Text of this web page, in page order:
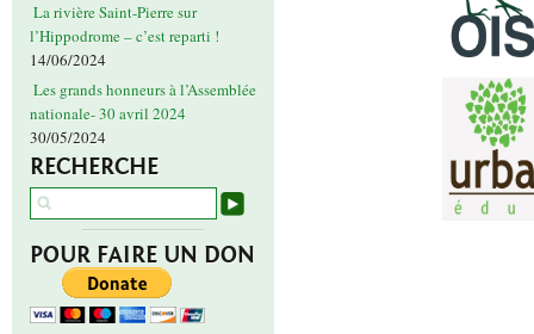
La rivière Saint-Pierre sur
l’Hippodrome – c’est reparti !
14/06/2024
Les grands honneurs à l’Assemblée
nationale- 30 avril 2024
30/05/2024
RECHERCHE
POUR FAIRE UN DON